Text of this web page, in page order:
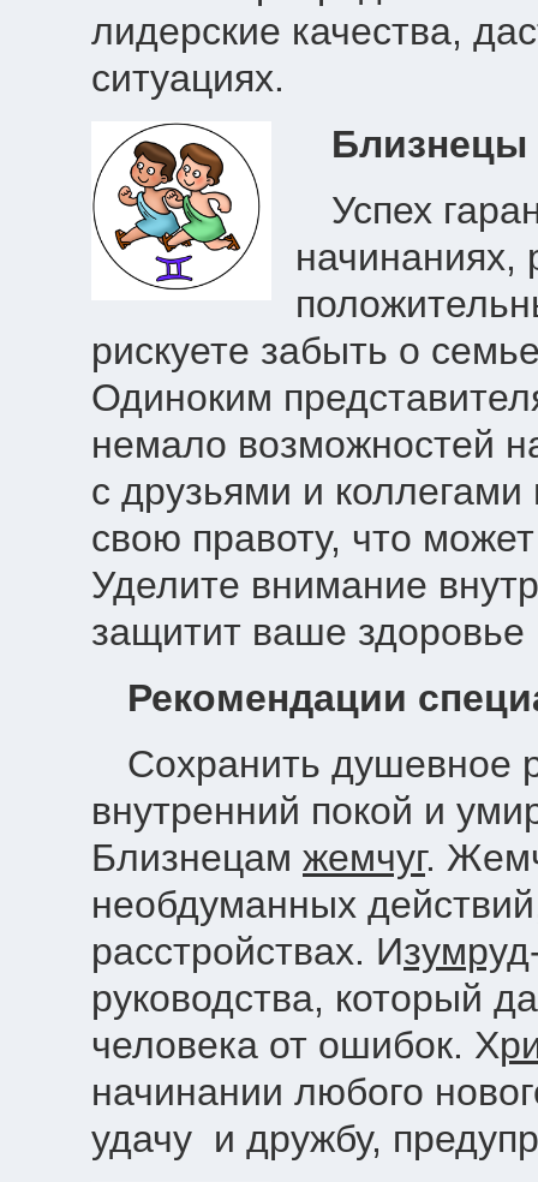
лидерские качества,
ситуациях.
Близнецы
Успех
начинаниях,
рискуете забыть о
Одиноким
немало возможностей
с друзьями и
свою правоту, что
Уделите внимание
защитит ваше здоровье
Рекомендации
Сохранить душевное
внутренний покой и
Близнецам жемчуг.
необдуманных
расстройствах. Изумруд
руководства, который
человека от ошибок. Х
начинании любого
удачу и дружбу,